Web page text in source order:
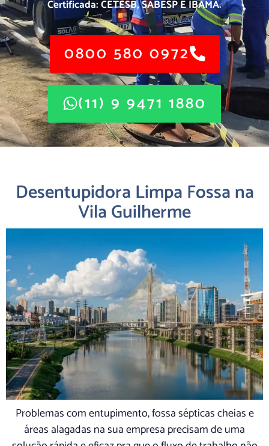
Certificada: CETESB, SABESP E IBAMA.
0800 580 0972
(11) 9 9471 1880
Desentupidora Limpa Fossa na
Vila Guilherme
Problemas com entupimento, fossa sépticas cheias e
áreas alagadas na sua empresa precisam de uma